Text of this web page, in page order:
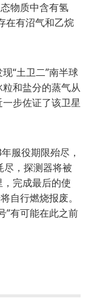
物质中含有氢
在有沼气和乙烷
“土卫二”南半球
和盐分的蒸气从
步佐证了该卫星
服役期限殆尽，
尽，探测器将被
完成最后的使
自行燃烧报废。
”有可能在此之前